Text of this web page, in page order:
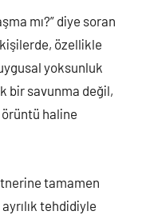
mı?” diye soran
kişilerde, özellikle
yoksunluk
bir savunma değil,
haline
tamamen
tehdidiyle